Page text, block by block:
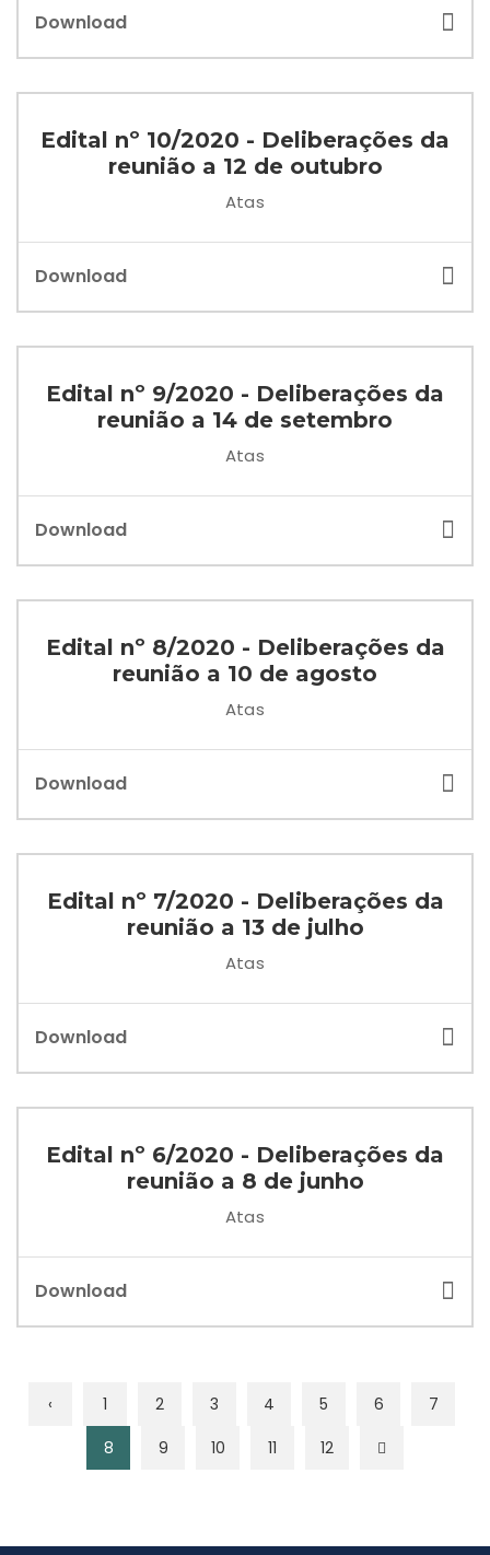
Download
Edital nº 10/2020 - Deliberações da
reunião a 12 de outubro
Atas
Download
Edital nº 9/2020 - Deliberações da
reunião a 14 de setembro
Atas
Download
Edital nº 8/2020 - Deliberações da
reunião a 10 de agosto
Atas
Download
Edital nº 7/2020 - Deliberações da
reunião a 13 de julho
Atas
Download
Edital nº 6/2020 - Deliberações da
reunião a 8 de junho
Atas
Download
‹ 1 2 3 4 5 6
7
8
9 10 11 12